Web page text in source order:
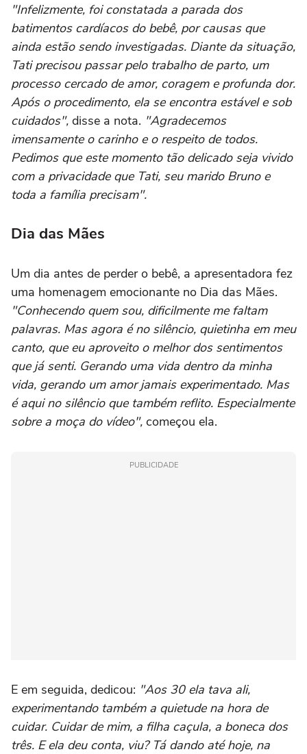
"Infelizmente, foi constatada a parada dos
batimentos cardíacos do bebê, por causas que
ainda estão sendo investigadas. Diante da situação,
Tati precisou passar pelo trabalho de parto, um
processo cercado de amor, coragem e profunda dor.
Após o procedimento, ela se encontra estável e sob
cuidados", disse a nota. "Agradecemos
imensamente o carinho e o respeito de todos.
Pedimos que este momento tão delicado seja vivido
com a privacidade que Tati, seu marido Bruno e
toda a família precisam".
Dia das Mães
Um dia antes de perder o bebê, a apresentadora fez
uma homenagem emocionante no Dia das Mães.
"Conhecendo quem sou, dificilmente me faltam
palavras. Mas agora é no silêncio, quietinha em meu
canto, que eu aproveito o melhor dos sentimentos
que já senti. Gerando uma vida dentro da minha
vida, gerando um amor jamais experimentado. Mas
é aqui no silêncio que também reflito. Especialmente
sobre a moça do vídeo", começou ela.
PUBLICIDADE
E em seguida, dedicou: "Aos 30 ela tava ali,
experimentando também a quietude na hora de
cuidar. Cuidar de mim, a filha caçula, a boneca dos
três. E ela deu conta, viu? Tá dando até hoje, na